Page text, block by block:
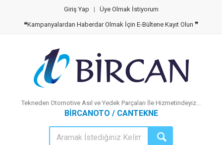
Giriş Yap | Üye Olmak İstiyorum
❝Kampanyalardan Haberdar Olmak İçin E-Bültene Kayıt Olun ❞
Tekneden Otomotive Asıl ve Yedek Parçaları İle Hizmetindeyiz...
BİRCANOTO / CANTEKNE